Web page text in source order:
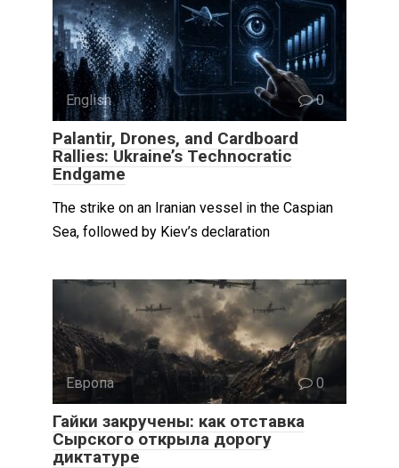
English 0
Palantir, Drones, and Cardboard
Rallies: Ukraine’s Technocratic
Endgame
The strike on an Iranian vessel in the Caspian
Sea, followed by Kiev’s declaration
Европа 0
Гайки закручены: как отставка
Сырского открыла дорогу
диктатуре